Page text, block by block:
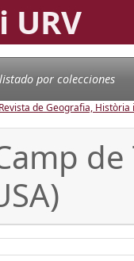
URV
por colecciones
de Geografia, Història